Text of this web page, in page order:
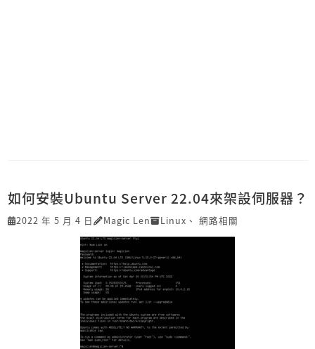
如何安裝Ubuntu Server 22.04來架設伺服器？
2022 年 5 月 4 日 Magic Len Linux 、 網路相關